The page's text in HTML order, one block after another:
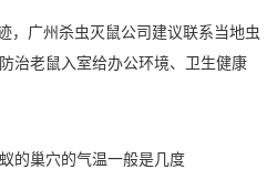
，广州杀虫灭鼠公司建议联系当地虫
治老鼠入室给办公环境、卫生健康
的巢穴的气温一般是几度